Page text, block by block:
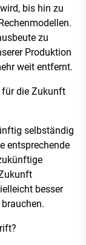
bis hin zu
zu
Produktion
weit entfernt.
für die Zukunft
selbständig
entsprechende
besser